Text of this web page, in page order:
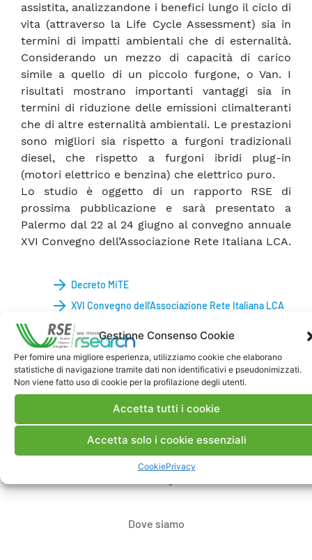
Gestione Consenso Cookie
Per fornire una migliore esperienza, utilizziamo cookie che elaborano
statistiche di navigazione tramite dati non identificativi e pseudonimizzati.
Non viene fatto uso di cookie per la profilazione degli utenti.
Accetta tutti i cookie
Accetta solo i cookie essenziali
CookiePrivacy
assistita, analizzandone i benefici lungo il ciclo di
vita (attraverso la Life Cycle Assessment) sia in
termini di impatti ambientali che di esternalità.
Considerando un mezzo di capacità di carico
simile a quello di un piccolo furgone, o Van. I
risultati mostrano importanti vantaggi sia in
termini di riduzione delle emissioni climalteranti
che di altre esternalità ambientali. Le prestazioni
sono migliori sia rispetto a furgoni tradizionali
diesel, che rispetto a furgoni ibridi plug-in
(motori elettrico e benzina) che elettrico puro.
Lo studio è oggetto di un rapporto RSE di
prossima pubblicazione e sarà presentato a
Palermo dal 22 al 24 giugno al convegno annuale
XVI Convegno dell’Associazione Rete Italiana LCA.
Decreto MiTE
XVI Convegno dell’Associazione Rete Italiana LCA
Contatti
Dove siamo